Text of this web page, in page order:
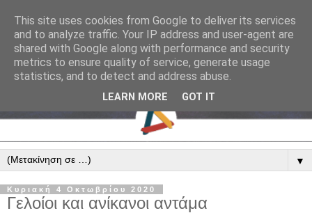
▼
Κυριακή 4 Οκτωβρίου 2020
Γελοίοι και ανίκανοι αντάμα
This site uses cookies from Google to deliver its services
and to analyze traffic. Your IP address and user-agent are
shared with Google along with performance and security
metrics to ensure quality of service, generate usage
statistics, and to detect and address abuse.
LEARN MORE GOT IT